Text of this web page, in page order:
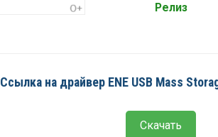
Релиз
Ссылка на драйвер ENE USB Mass
Скачать